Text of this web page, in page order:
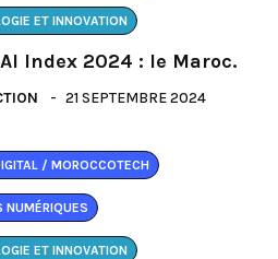
ET INNOVATION
Index 2024 : le Maroc.
21 SEPTEMBRE 2024
/ MOROCCOTECH
NUMÉRIQUES
ET INNOVATION